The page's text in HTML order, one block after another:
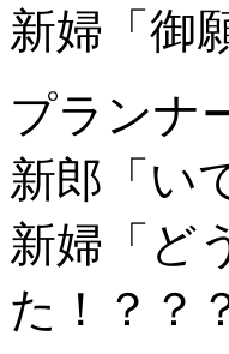
新婦「御
プランナ
新郎「い
新婦「ど
た！？？